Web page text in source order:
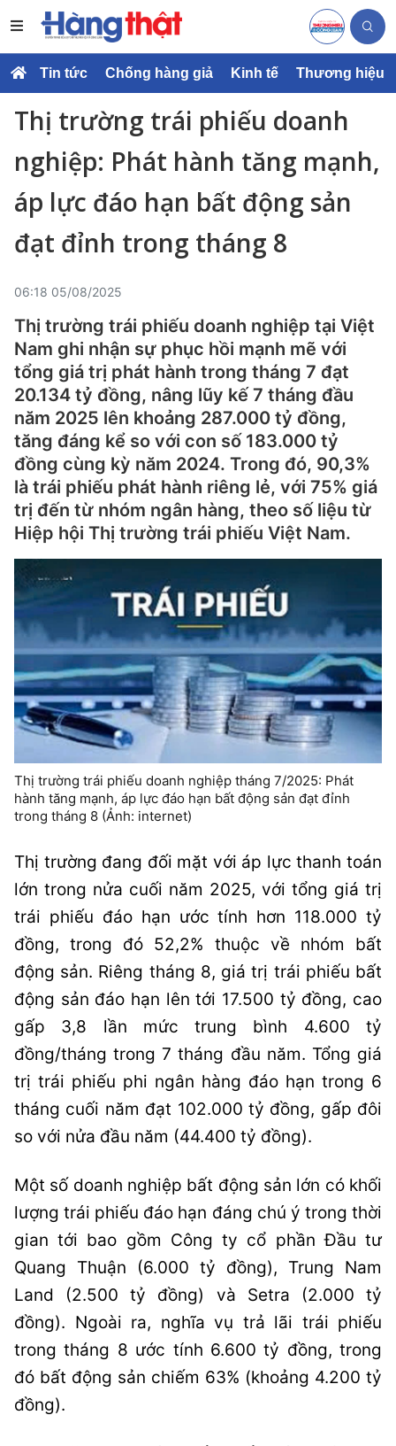
Tin tức Chống hàng giả Kinh tế Thương hiệu
Thị trường trái phiếu doanh
nghiệp: Phát hành tăng mạnh,
áp lực đáo hạn bất động sản
đạt đỉnh trong tháng 8
06:18 05/08/2025
Thị trường trái phiếu doanh nghiệp tại Việt
Nam ghi nhận sự phục hồi mạnh mẽ với
tổng giá trị phát hành trong tháng 7 đạt
20.134 tỷ đồng, nâng lũy kế 7 tháng đầu
năm 2025 lên khoảng 287.000 tỷ đồng,
tăng đáng kể so với con số 183.000 tỷ
đồng cùng kỳ năm 2024. Trong đó, 90,3%
là trái phiếu phát hành riêng lẻ, với 75% giá
trị đến từ nhóm ngân hàng, theo số liệu từ
Hiệp hội Thị trường trái phiếu Việt Nam.
Thị trường trái phiếu doanh nghiệp tháng 7/2025: Phát
hành tăng mạnh, áp lực đáo hạn bất động sản đạt đỉnh
trong tháng 8 (Ảnh: internet)
Thị trường đang đối mặt với áp lực thanh toán
lớn trong nửa cuối năm 2025, với tổng giá trị
trái phiếu đáo hạn ước tính hơn 118.000 tỷ
đồng, trong đó 52,2% thuộc về nhóm bất
động sản. Riêng tháng 8, giá trị trái phiếu bất
động sản đáo hạn lên tới 17.500 tỷ đồng, cao
gấp 3,8 lần mức trung bình 4.600 tỷ
đồng/tháng trong 7 tháng đầu năm. Tổng giá
trị trái phiếu phi ngân hàng đáo hạn trong 6
tháng cuối năm đạt 102.000 tỷ đồng, gấp đôi
so với nửa đầu năm (44.400 tỷ đồng).
Một số doanh nghiệp bất động sản lớn có khối
lượng trái phiếu đáo hạn đáng chú ý trong thời
gian tới bao gồm Công ty cổ phần Đầu tư
Quang Thuận (6.000 tỷ đồng), Trung Nam
Land (2.500 tỷ đồng) và Setra (2.000 tỷ
đồng). Ngoài ra, nghĩa vụ trả lãi trái phiếu
trong tháng 8 ước tính 6.600 tỷ đồng, trong
đó bất động sản chiếm 63% (khoảng 4.200 tỷ
đồng).